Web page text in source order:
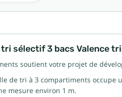
tri sélectif 3 bacs Valence
soutient votre projet de
de tri à 3 compartiments occupe
mesure environ 1 m.